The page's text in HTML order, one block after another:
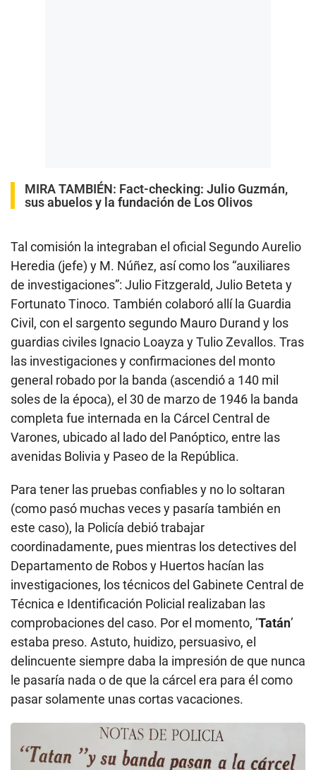
MIRA TAMBIÉN: Fact-checking: Julio Guzmán,
sus abuelos y la fundación de Los Olivos
Tal comisión la integraban el oficial Segundo Aurelio
Heredia (jefe) y M. Núñez, así como los “auxiliares
de investigaciones”: Julio Fitzgerald, Julio Beteta y
Fortunato Tinoco. También colaboró allí la Guardia
Civil, con el sargento segundo Mauro Durand y los
guardias civiles Ignacio Loayza y Tulio Zevallos. Tras
las investigaciones y confirmaciones del monto
general robado por la banda (ascendió a 140 mil
soles de la época), el 30 de marzo de 1946 la banda
completa fue internada en la Cárcel Central de
Varones, ubicado al lado del Panóptico, entre las
avenidas Bolivia y Paseo de la República.
Para tener las pruebas confiables y no lo soltaran
(como pasó muchas veces y pasaría también en
este caso), la Policía debió trabajar
coordinadamente, pues mientras los detectives del
Departamento de Robos y Huertos hacían las
investigaciones, los técnicos del Gabinete Central de
Técnica e Identificación Policial realizaban las
comprobaciones del caso. Por el momento, ‘Tatán’
estaba preso. Astuto, huidizo, persuasivo, el
delincuente siempre daba la impresión de que nunca
le pasaría nada o de que la cárcel era para él como
pasar solamente unas cortas vacaciones.